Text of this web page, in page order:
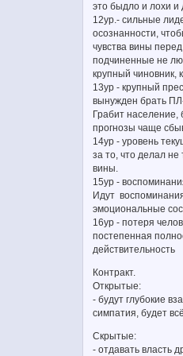
это быдло и лохи и
12ур.- сильные
осознанности,
чувства вины
подчиненные не
крупный чиновник,
13ур - крупный
вынужден брать
Грабит население,
прогнозы чаще
14ур - уровень
за то, что делал не
вины.
15ур -
Идут
эмоциональные
16ур - потеря
постепенная
действительность
Контракт.
Открытые:
- будут глубокие
симпатия, будет
Скрытые:
- отдавать власть